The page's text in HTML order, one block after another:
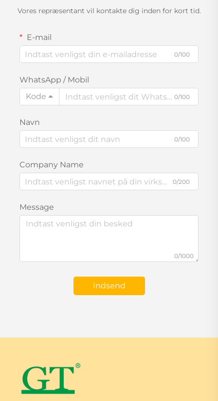
Vores repræsentant vil kontakte dig inden for kort tid.
E-mail
0/100
WhatsApp / Mobil
Kode
0/100
Navn
0/100
Company Name
0/200
Message
0/1000
Indsend